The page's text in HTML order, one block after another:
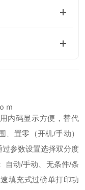
ｍ
内码显示方便，替代
、置零（开机/手动）
参数设置选择双分度
自动/手动、无条件/条
填充式过磅单打印功